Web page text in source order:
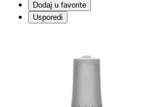
Dodaj u favorite
Usporedi